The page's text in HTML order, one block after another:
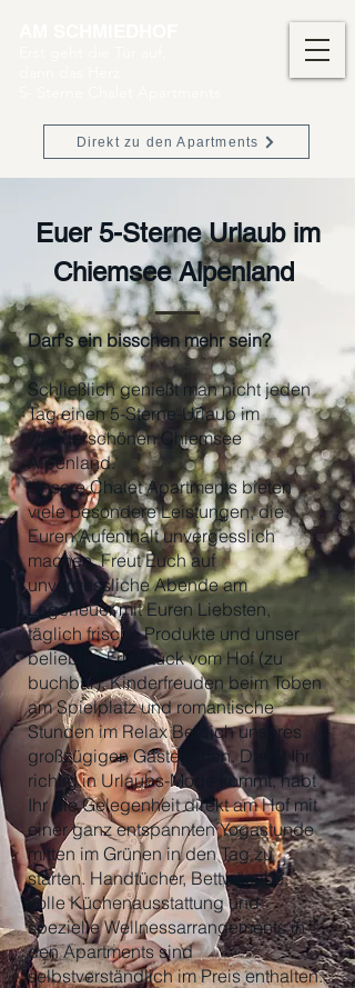
Direkt zu den Apartments
Euer 5-Sterne Urlaub im
Chiemsee Alpenland
Darf’s ein bisschen mehr sein?
Schließlich genießt man nicht jeden
Tag einen5-Sterne-Urlaubim
wunderschönen Chiemsee
Alpenland.
Unsere Chalet Apartments bieten
viele besondere Leistungen, die
Euren Aufenthalt unvergesslich
machen. Freut Euch auf
unvergessliche Abende am
Lagerfeuer mit Euren Liebsten,
täglich frische Produkte und unser
beliebtes Frühstück vom Hof (zu
buchbar), Kinderfreuden beim Toben
am Spielplatz und romantische
Stunden im Relax Bereich unseres
großzügigen Gästegarten. Damit Ihr
richtig in Urlaubs-Mode kommt, habt
Ihr die Gelegenheit direkt am Hof mit
einer ganz entspannten Yogastunde
mitten im Grünen in den Tag zu
starten. Handtücher, Bettwäsche,
volle Küchenausstattung und
spezielle Wellnessarrangements in
den Apartments sind
selbstverständlich im Preis enthalten.